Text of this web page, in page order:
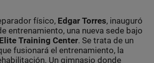
físico, Edgar Torres, inauguró
entrenamiento, una nueva sede bajo
Elite Training Center. Se trata de un
fusionará el entrenamiento, la
Un gimnasio donde